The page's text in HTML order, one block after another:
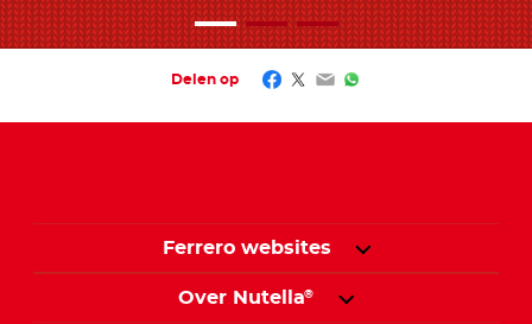
Delen op Facebook
Twitter
EmailWhatsApp
Ferrero websites
Over Nutella®